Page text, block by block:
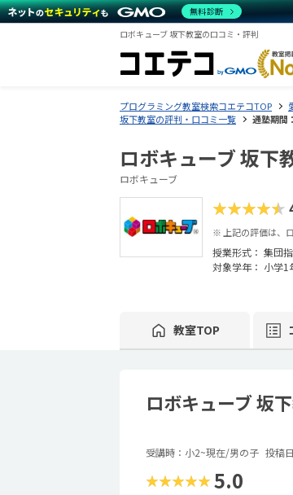
ロボキューブ 坂下教室の口コミ・評判
プログラミング教室検索コエテコTOP
坂下教室の評判・口コミ一覧
通塾期間
ロボキューブ 坂下
ロボキューブ
★★★★★
※ 上記の評価は、
授業形式： 集団
対象学年： 小学1
教室TOP
ロボキューブ 坂
受講時：小2~現在/男の子 投稿
★★★★★ 5.0
無料診断